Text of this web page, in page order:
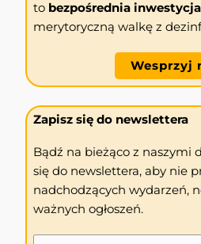
to bezpośrednia
merytoryczną walkę z
Wesprzyj
Zapisz się do newslettera
Bądź na bieżąco z naszymi
się do newslettera, aby nie
nadchodzących wydarzeń,
ważnych ogłoszeń.